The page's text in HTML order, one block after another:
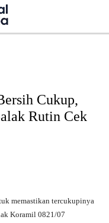
Cukup,
Rutin Cek
memastikan tercukupinya
Koramil 0821/07